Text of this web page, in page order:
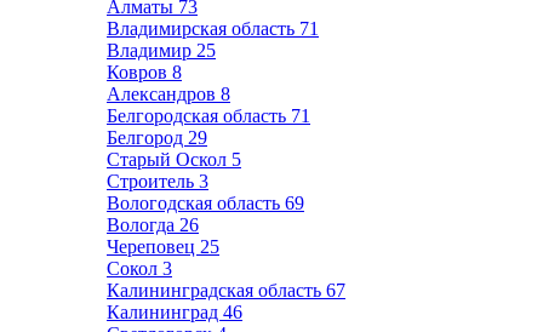
Алматы 73
Владимирская область 71
Владимир 25
Ковров 8
Александров 8
Белгородская область 71
Белгород 29
Старый Оскол 5
Строитель 3
Вологодская область 69
Вологда 26
Череповец 25
Сокол 3
Калининградская область 67
Калининград 46